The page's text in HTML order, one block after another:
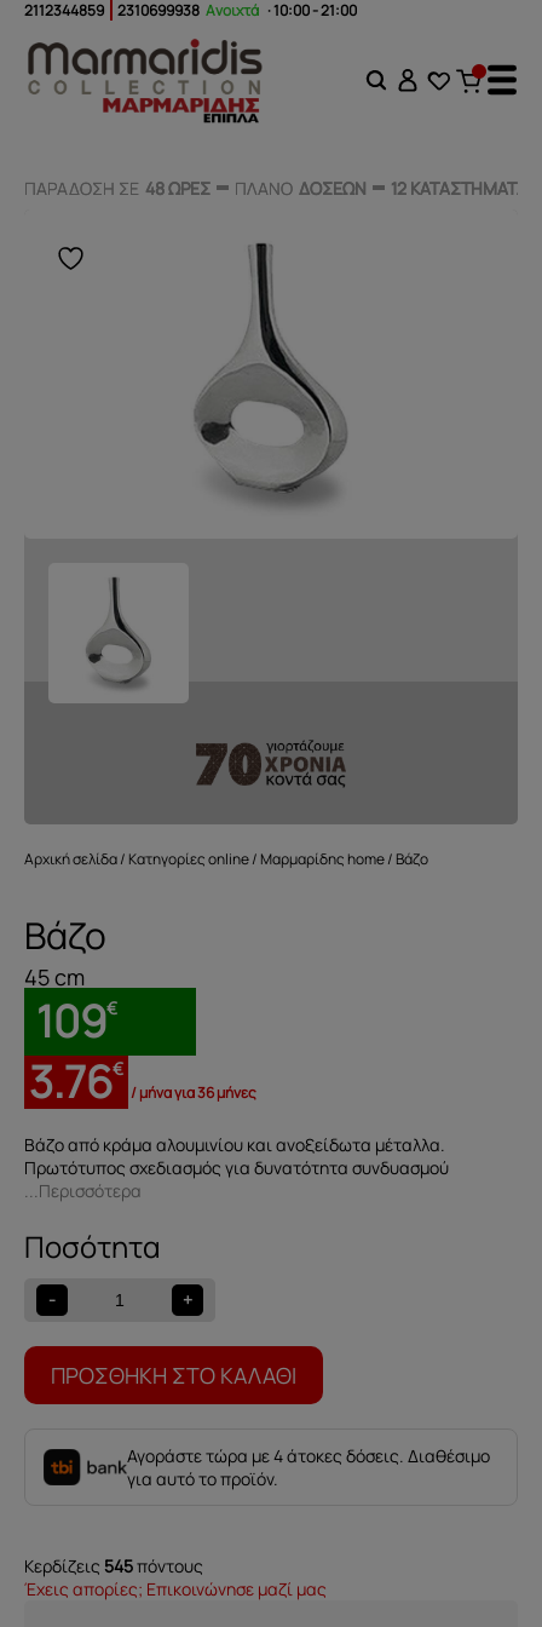
2112344859 2310699938 Ανοιχτά · 10:00 - 21:00
ΠΑΡΑΔΟΣΗ ΣΕ 48 ΩΡΕΣ ΠΛΑΝΟ ΔΟΣΕΩΝ 12 ΚΑΤΑΣΤΗΜΑΤΑ
ΠΑΡΑΔΟΣΗ ΣΕ 48 ΩΡΕΣ ΠΛΑΝΟ ΔΟΣΕΩΝ 12 ΚΑΤΑΣΤΗΜΑΤΑ
Αρχική σελίδα/ Κατηγορίες online/ Μαρμαρίδης home/ Βάζο
Βάζο
45 cm
109€
3.76€
/ μήνα για 36 μήνες
Βάζο από κράμα αλουμινίου και ανοξείδωτα μέταλλα.
Πρωτότυπος σχεδιασμός για δυνατότητα συνδυασμού
...Περισσότερα
-
Βάζο
ποσότητα
+
ΠΡΟΣΘΉΚΗ ΣΤΟ ΚΑΛΆΘΙ
Αγοράστε τώρα με 4 άτοκες δόσεις. Διαθέσιμο
για αυτό το προϊόν.
Κερδίζεις 545πόντους
Έχεις απορίες; Επικοινώνησε μαζί μας